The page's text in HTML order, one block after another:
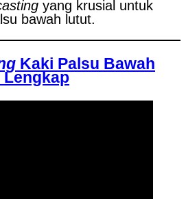
yang krusial untuk
bawah lutut.
Kaki Palsu Bawah